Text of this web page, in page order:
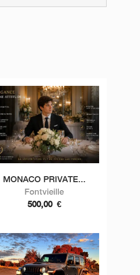
MONACO PRIVATE...
Fontvieille
500,00 €